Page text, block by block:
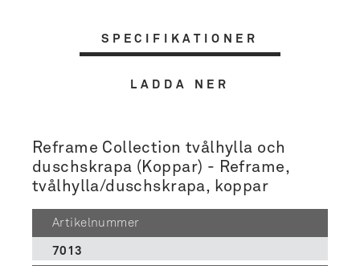
SPECIFIKATIONER
LADDA NER
Reframe Collection tvålhylla och
duschskrapa (Koppar) - Reframe,
tvålhylla/duschskrapa, koppar
Artikelnummer
7013